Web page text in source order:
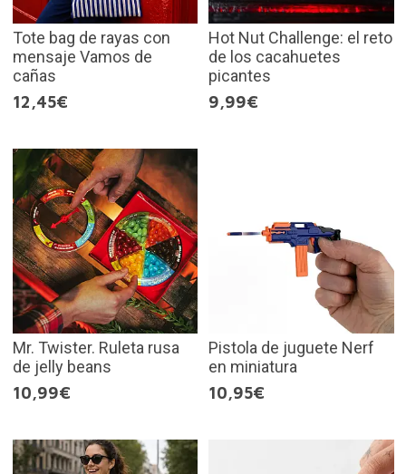
Tote bag de rayas con
mensaje Vamos de
cañas
12,45€
Hot Nut Challenge: el reto
de los cacahuetes
picantes
9,99€
Mr. Twister. Ruleta rusa
de jelly beans
10,99€
Pistola de juguete Nerf
en miniatura
10,95€